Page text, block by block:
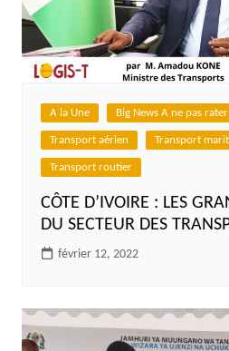
A la Une Big News A ne pas rater
Transport aérien Transport
Transport routier
CÔTE D’IVOIRE : LES
DU SECTEUR DES
février 12, 2022